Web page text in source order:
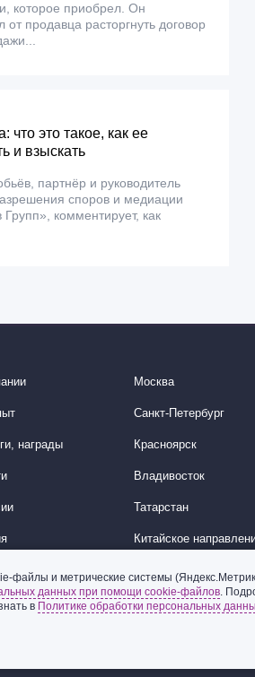
которое приобрел. Он
от продавца расторгнуть договор
что это такое, как ее
и взыскать
партнёр и руководитель
споров и медиации
комментирует, как
награды
Москва
Санкт-Петербург
Красноярск
Владивосток
Татарстан
Китайское
Корейское
Ближний Восток
файлы и метрические системы
данных при помощи cookie-файлов.
в Политике обработки персональных